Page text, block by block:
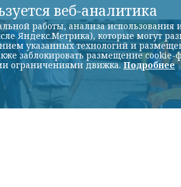
веб-аналитика
работы, анализа использования
Яндекс.Метрика), которые могут
указанных технологий и
заблокировать размещение
ограничениями движка.Подробнее